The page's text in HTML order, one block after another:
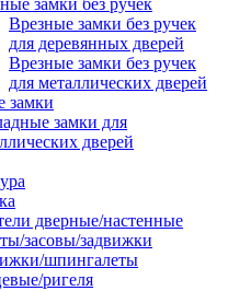
замки без ручек
Врезные замки без ручек
для деревянных дверей
Врезные замки без ручек
для металлических дверей
замки
замки для
дверей
дверные/настенные
засовы/задвижки
шпингалеты
ригеля